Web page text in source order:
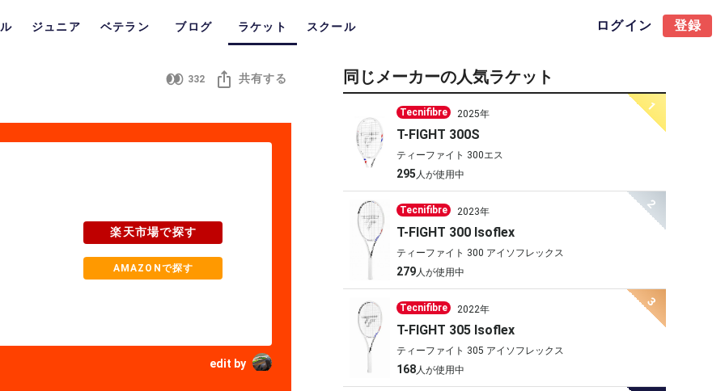
ジュニア ベテラン ブログ ラケット スクール ログイン 登録
332 共有する
楽天市場で探す
AMAZONで探す
edit by
同じメーカーの人気ラケット
Tecnifibre 2025年
T-FIGHT 300S
ティーファイト 300エス
295 人が使用中
1
Tecnifibre 2023年
T-FIGHT 300 Isoflex
ティーファイト 300 アイソフレックス
279人が使用中
2
Tecnifibre 2022年
T-FIGHT 305 Isoflex
ティーファイト 305 アイソフレックス
168人が使用中
3